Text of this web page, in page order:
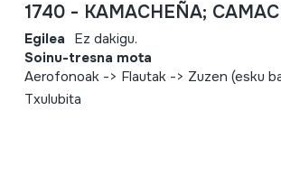
1740 - KAMACHEÑA;
Egilea Ez dakigu.
Soinu-tresna mota
Aerofonoak -> Flautak -> Zuzen (esku
Txulubita